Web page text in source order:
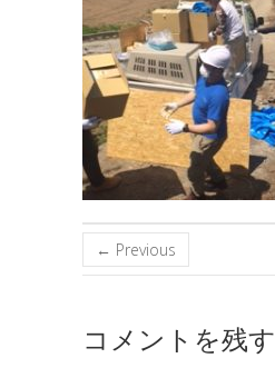
← Previous
コメントを残す